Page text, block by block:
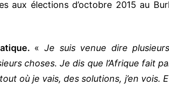
aux élections d’octobre 2015 au
« Je suis venue dire
choses. Je dis que l’Afrique fait
où je vais, des solutions, j’en vois.